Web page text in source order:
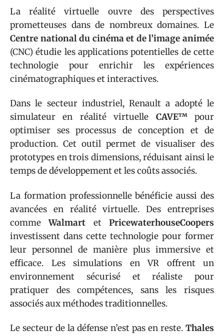
La réalité virtuelle ouvre des perspectives
prometteuses dans de nombreux domaines. Le
Centre national du cinéma et de l’image animée
(CNC) étudie les applications potentielles de cette
technologie pour enrichir les expériences
cinématographiques et interactives.
Dans le secteur industriel, Renault a adopté le
simulateur en réalité virtuelle CAVE™pour
optimiser ses processus de conception et de
production. Cet outil permet de visualiser des
prototypes en trois dimensions, réduisant ainsi le
temps de développement et les coûts associés.
La formation professionnelle bénéficie aussi des
avancées en réalité virtuelle. Des entreprises
commeWalmart etPricewaterhouseCoopers
investissent dans cette technologie pour former
leur personnel de manière plus immersive et
efficace. Les simulations en VR offrent un
environnement sécurisé et réaliste pour
pratiquer des compétences, sans les risques
associés aux méthodes traditionnelles.
Le secteur de la défense n’est pas en reste. Thales